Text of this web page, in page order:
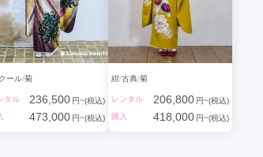
ール 菊
タル 236,500 円~(税込)
473,000 円~(税込)
紺 古典 菊
レンタル 206,800 円~(税込)
購入
418,000 円~(税込)